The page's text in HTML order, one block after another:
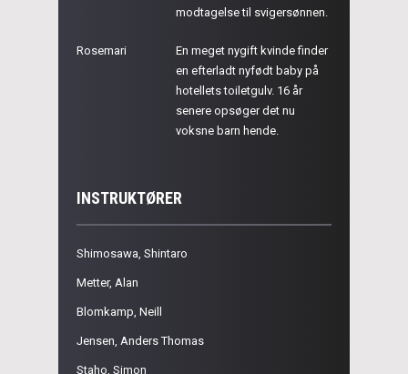
modtagelse til svigersønnen.
Rosemari
En meget nygift kvinde finder
en efterladt nyfødt baby på
hotellets toiletgulv. 16 år
senere opsøger det nu
voksne barn hende.
INSTRUKTØRER
Shimosawa, Shintaro
Metter, Alan
Blomkamp, Neill
Jensen, Anders Thomas
Staho, Simon